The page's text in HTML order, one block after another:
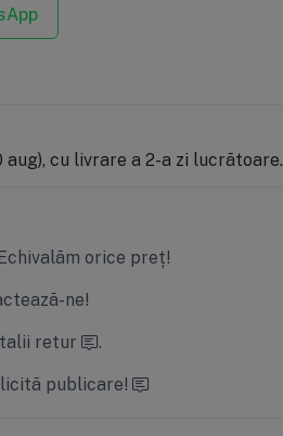
cu livrare a 2-a zi lucrătoare.
orice preț!
ne!
retur
.
publicare!